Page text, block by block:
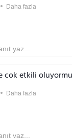
Daha fazla
cok etkili
Daha fazla